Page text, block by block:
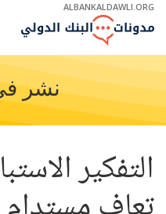
Skip
Main
ALBANKALDAWLI.ORG
نشر
التفكير